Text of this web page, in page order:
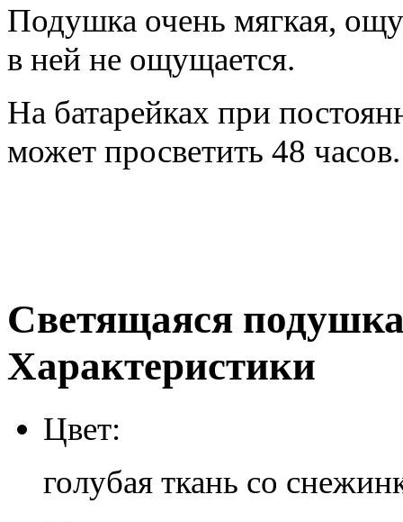
Подушка очень мягкая,
в ней не ощущается.
На батарейках при
может просветить 48 часов.
Cветящаяся
Характеристики
Цвет:
голубая ткань со